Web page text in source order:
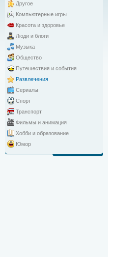
Другое
Компьютерные игры
Красота и здоровье
Люди и блоги
Музыка
Общество
Путешествия и события
Развлечения
Сериалы
Спорт
Транспорт
Фильмы и анимация
Хобби и образование
Юмор